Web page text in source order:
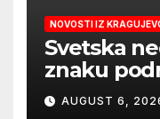
NOVOSTI IZ
Svetska
znaku
najboljeg
AUGUST 6,